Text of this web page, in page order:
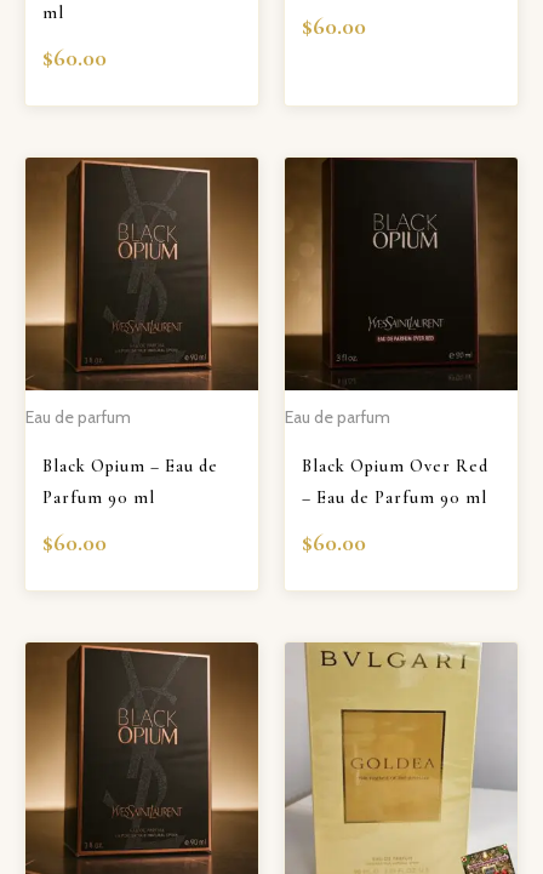
ml
$60.00
$60.00
Eau de parfum
Black Opium – Eau de
Parfum 90 ml
$60.00
Eau de parfum
Black Opium Over Red
– Eau de Parfum 90 ml
$60.00